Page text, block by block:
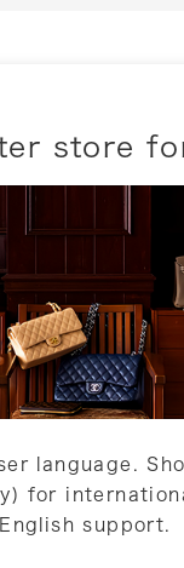
store
language.
for
support.
いて
利用可能です。
ーン
振替